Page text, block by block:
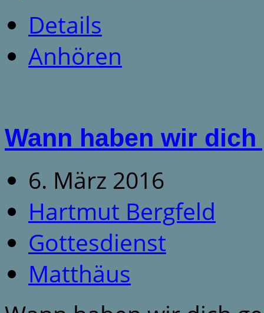
Details
Anhören
Wann haben wir dich
6. März 2016
Hartmut Bergfeld
Gottesdienst
Matthäus